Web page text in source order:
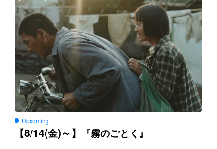
Upcoming
【8/14(金)～】『霧のごとく』